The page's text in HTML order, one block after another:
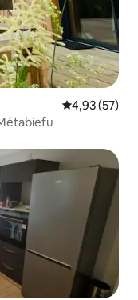
Prosječna
4,93 (57)